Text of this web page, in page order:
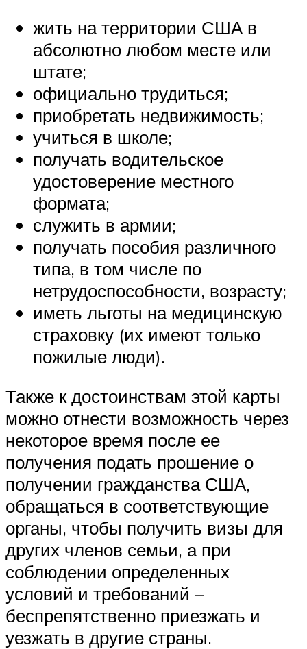
жить на территории США в
абсолютно любом месте или
штате;
официально трудиться;
приобретать недвижимость;
учиться в школе;
получать водительское
удостоверение местного
формата;
служить в армии;
получать пособия различного
типа, в том числе по
нетрудоспособности, возрасту;
иметь льготы на медицинскую
страховку (их имеют только
пожилые люди).
Также к достоинствам этой карты
можно отнести возможность через
некоторое время после ее
получения подать прошение о
получении гражданства США,
обращаться в соответствующие
органы, чтобы получить визы для
других членов семьи, а при
соблюдении определенных
условий и требований –
беспрепятственно приезжать и
уезжать в другие страны.